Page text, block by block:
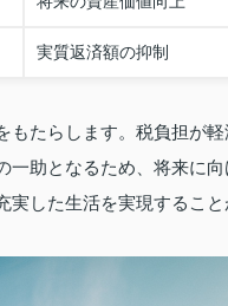
実質返済額の抑制
もたらします。税負担が
助となるため、将来に
した生活を実現すること